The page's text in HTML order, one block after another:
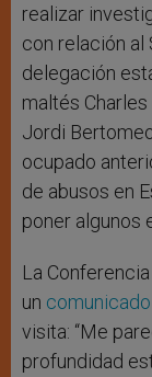
realizar
con relación al
delegación
maltés
Jordi
ocupado
de abusos en
poner algunos
La
un comunicado
visita: “Me
profundidad